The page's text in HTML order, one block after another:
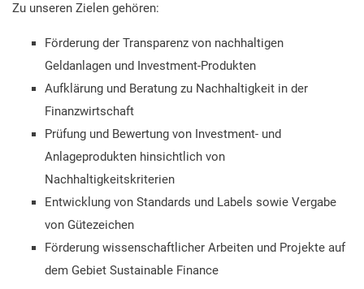
Zu unseren Zielen gehören:
Förderung der Transparenz von nachhaltigen
Geldanlagen und Investment-Produkten
Aufklärung und Beratung zu Nachhaltigkeit in der
Finanzwirtschaft
Prüfung und Bewertung von Investment- und
Anlageprodukten hinsichtlich von
Nachhaltigkeitskriterien
Entwicklung von Standards und Labels sowie Vergabe
von Gütezeichen
Förderung wissenschaftlicher Arbeiten und Projekte auf
dem Gebiet Sustainable Finance